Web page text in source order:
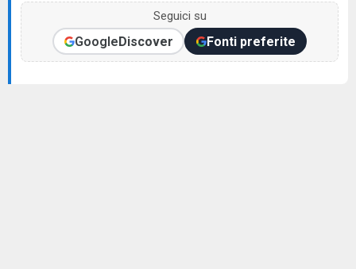
Seguici su
GoogleDiscover Fonti preferite